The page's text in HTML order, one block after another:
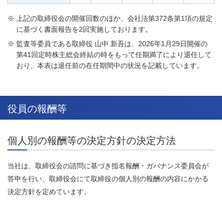
※ 上記の取締役会の開催回数のほか、会社法第372条第1項の規定
に基づく書面報告を2回実施しております。
※ 監査等委員である取締役 山中 新吾は、2026年1月29日開催の
第41回定時株主総会終結の時をもって任期満了により退任して
おり、本表は退任前の在任期間中の状況を記載しています。
役員の報酬等
個人別の報酬等の決定方針の決定方法
当社は、取締役会の諮問に基づき指名報酬・ガバナンス委員会が
答申を行い、取締役会にて取締役の個人別の報酬の内容にかかる
決定方針を定めています。